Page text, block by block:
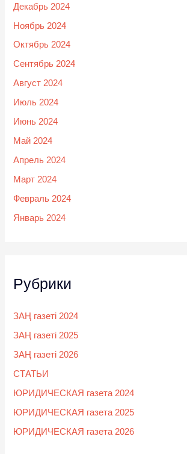
Декабрь 2024
Ноябрь 2024
Октябрь 2024
Сентябрь 2024
Август 2024
Июль 2024
Июнь 2024
Май 2024
Апрель 2024
Март 2024
Февраль 2024
Январь 2024
Рубрики
ЗАҢ газеті 2024
ЗАҢ газеті 2025
ЗАҢ газеті 2026
СТАТЬИ
ЮРИДИЧЕСКАЯ газета 2024
ЮРИДИЧЕСКАЯ газета 2025
ЮРИДИЧЕСКАЯ газета 2026